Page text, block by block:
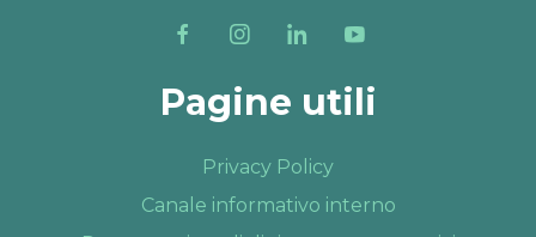
Pagine utili
Privacy Policy
Canale informativo interno